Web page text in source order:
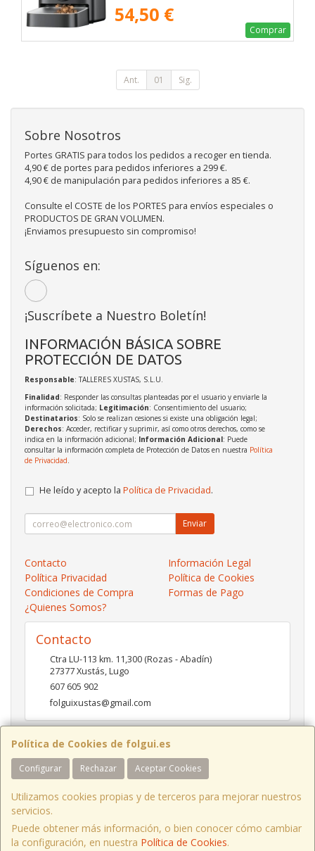
54,50 €
Comprar
Ant. 01 Sig.
Política de Cookies de folgui.es
Configurar Rechazar Aceptar Cookies
Utilizamos cookies propias y de terceros para mejorar nuestros
servicios.
Puede obtener más información, o bien conocer cómo cambiar
la configuración, en nuestra Política de Cookies.
Sobre Nosotros
Portes GRATIS para todos los pedidos a recoger en tienda.
4,90 € de portes para pedidos inferiores a 299 €.
4,90 € de manipulación para pedidos inferiores a 85 €.
Consulte el COSTE de los PORTES para envíos especiales o
PRODUCTOS DE GRAN VOLUMEN.
¡Enviamos presupuesto sin compromiso!
Síguenos en:
¡Suscríbete a Nuestro Boletín!
INFORMACIÓN BÁSICA SOBRE
PROTECCIÓN DE DATOS
Responsable: TALLERES XUSTAS, S.L.U.
Finalidad: Responder las consultas planteadas por el usuario y enviarle la
información solicitada; Legitimación: Consentimiento del usuario;
Destinatarios: Solo se realizan cesiones si existe una obligación legal;
Derechos: Acceder, rectificar y suprimir, así como otros derechos, como se
indica en la información adicional; Información Adicional: Puede
consultar la información completa de Protección de Datos en nuestra Política
de Privacidad.
He leído y acepto la Política de Privacidad.
Enviar
Contacto
Información Legal
Política Privacidad
Política de Cookies
Condiciones de Compra
Formas de Pago
¿Quienes Somos?
Contacto
Ctra LU-113 km. 11,300 (Rozas - Abadín)
27377Xustás,Lugo
607 605 902
folguixustas@gmail.com
Horario
Lunes a viernes de 10:00 a 14:00 y de 16:00 a 20:00.
Sábados de 10:00 a 14:00 y de 16:00 a 19:00
Ctra LU-113 Km 11,300 Xustás Lugo, España. - C.I.F.: B27261130 - Tfno:
607 605 902